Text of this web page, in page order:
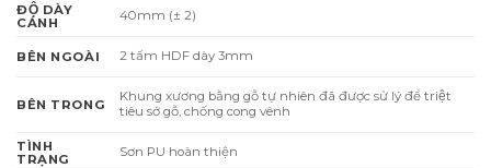
ĐỘ DÀY
CÁNH
40mm (± 2)
BÊN NGOÀI 2 tấm HDF dày 3mm
BÊN TRONG
Khung xương bằng gỗ tự nhiên đã được sử lý để triệt
tiêu sớ gỗ, chống cong vênh
TÌNH
TRẠNG
Sơn PU hoàn thiện